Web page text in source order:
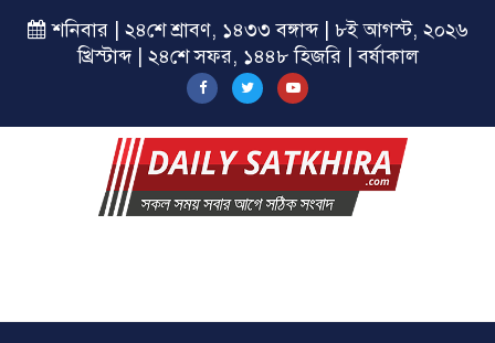
শনিবার | ২৪শে শ্রাবণ, ১৪৩৩ বঙ্গাব্দ | ৮ই আগস্ট, ২০২৬
খ্রিস্টাব্দ | ২৪শে সফর, ১৪৪৮ হিজরি | বর্ষাকাল